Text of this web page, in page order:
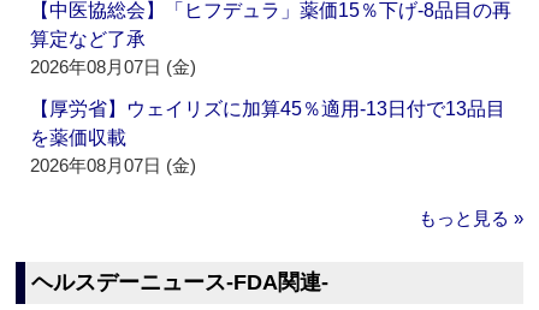
【中医協総会】「ヒフデュラ」薬価15％下げ‐8品目の再
算定など了承
2026年08月07日 (金)
【厚労省】ウェイリズに加算45％適用‐13日付で13品目
を薬価収載
2026年08月07日 (金)
もっと見る »
ヘルスデーニュース‐FDA関連‐